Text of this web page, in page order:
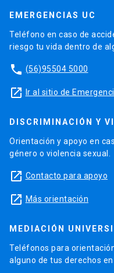
EMERGENCIAS UC
Teléfono en caso de
riesgo tu vida dentro de
phone (56)95504 5000
launch Ir al sitio de
DISCRIMINACIÓN Y
Orientación y apoyo en
género o violencia sexual.
launch Contacto para apoyo
launch Más orientación
MEDIACIÓN
Teléfonos para
alguno de tus derechos